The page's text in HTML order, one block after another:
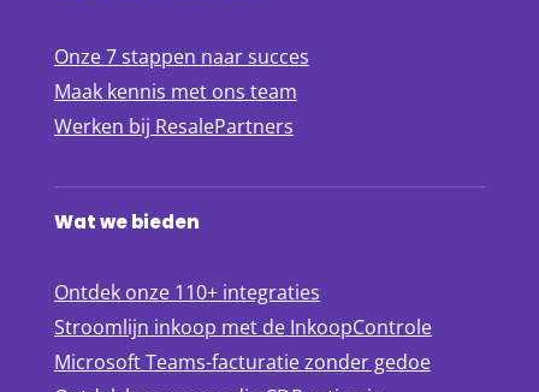
Onze 7 stappen naar succes
Maak kennis met ons team
Werken bij ResalePartners
Wat we bieden
Ontdek onze 110+ integraties
Stroomlijn inkoop met de InkoopControle
Microsoft Teams-facturatie zonder gedoe